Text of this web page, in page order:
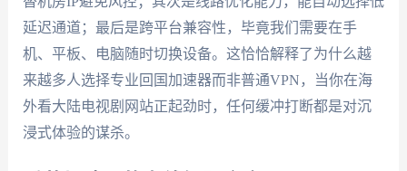
延迟通道；最后是跨平台兼容性，毕竟我们需要在手
机、平板、电脑随时切换设备。这恰恰解释了为什么越
来越多人选择专业回国加速器而非普通VPN，当你在海
外看大陆电视剧网站正起劲时，任何缓冲打断都是对沉
浸式体验的谋杀。